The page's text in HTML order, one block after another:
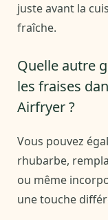
juste avant la
fraîche.
Quelle autre
les fraises
Airfryer ?
Vous pouvez
rhubarbe,
ou même
une touche